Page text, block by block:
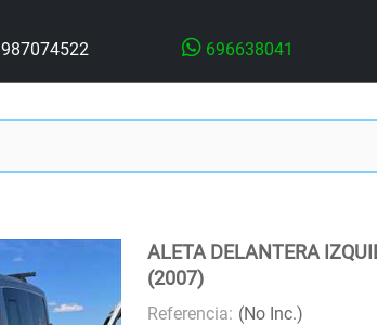
987074522 696638041
ALETA DELANTERA
(2007)
Referencia: (No Inc.)